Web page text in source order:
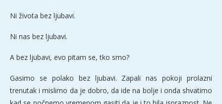
Ni života bez ljubavi.
Ni nas bez ljubavi.
A bez ljubavi, evo pitam se, tko smo?
Gasimo se polako bez ljubavi. Zapali nas pokoji prolazni
trenutak i mislimo da je dobro, da ide na bolje i onda shvatimo